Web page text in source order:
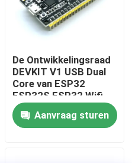
De Ontwikkelingsraad
DEVKIT V1 USB Dual
Core van ESP32
ESP32S ESP32 Wifi
Aanvraag sturen